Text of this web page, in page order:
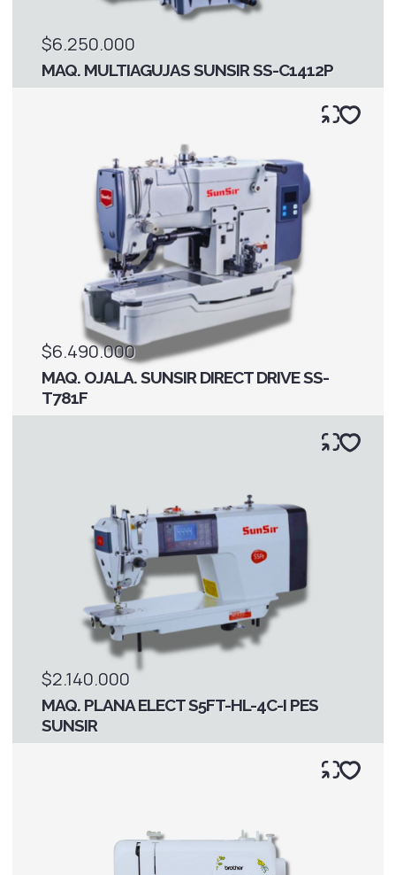
$6.250.000
MAQ. MULTIAGUJAS SUNSIR SS-C1412P
$6.490.000
MAQ. OJALA. SUNSIR DIRECT DRIVE SS-
T781F
$2.140.000
MAQ. PLANA ELECT S5FT-HL-4C-I PES
SUNSIR